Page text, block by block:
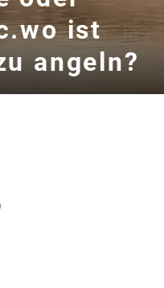
ist
angeln?